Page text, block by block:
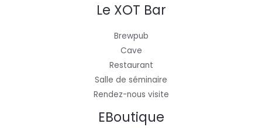
Le XOT Bar
Brewpub
Cave
Restaurant
Salle de séminaire
Rendez-nous visite
EBoutique